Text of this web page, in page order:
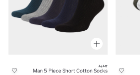
جديد
Man 5 Piece Short Cotton Socks